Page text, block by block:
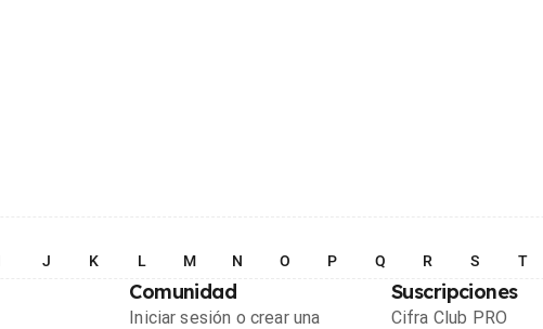
J K L M N O P Q R S T
Comunidad
Iniciar sesión o crear una
Suscripciones
Cifra Club PRO